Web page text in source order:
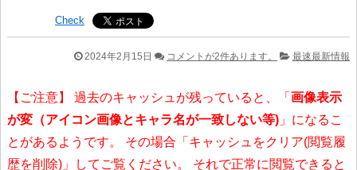
Check
2024年2月15日 コメントが2件あります。 最速最新情報
【ご注意】 過去のキャッシュが残っていると、「 画像表示
が変（アイコン画像とキャラ名が一致しない等) 」になるこ
とがあるようです。 その場合「キャッシュをクリア(閲覧履
歴を削除)」してご覧ください。 それで正常に閲覧できると